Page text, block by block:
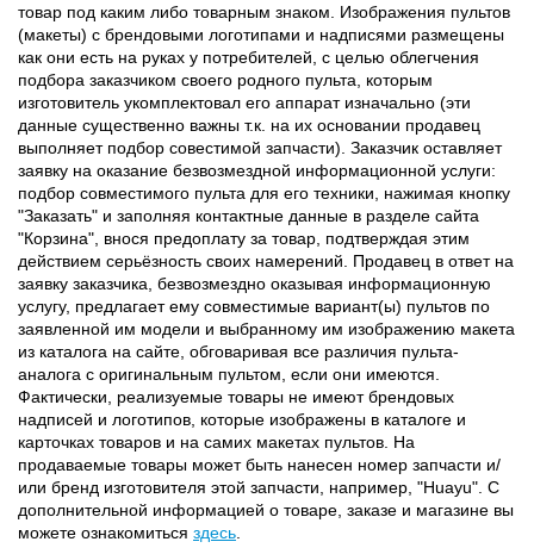
товар под каким либо товарным знаком. Изображения пультов
(макеты) с брендовыми логотипами и надписями размещены
как они есть на руках у потребителей, с целью облегчения
подбора заказчиком своего родного пульта, которым
изготовитель укомплектовал его аппарат изначально (эти
данные существенно важны т.к. на их основании продавец
выполняет подбор совестимой запчасти). Заказчик оставляет
заявку на оказание безвозмездной информационной услуги:
подбор совместимого пульта для его техники, нажимая кнопку
"Заказать" и заполняя контактные данные в разделе сайта
"Корзина", внося предоплату за товар, подтверждая этим
действием серьёзность своих намерений. Продавец в ответ на
заявку заказчика, безвозмездно оказывая информационную
услугу, предлагает ему совместимые вариант(ы) пультов по
заявленной им модели и выбранному им изображению макета
из каталога на сайте, обговаривая все различия пульта-
аналога с оригинальным пультом, если они имеются.
Фактически, реализуемые товары не имеют брендовых
надписей и логотипов, которые изображены в каталоге и
карточках товаров и на самих макетах пультов. На
продаваемые товары может быть нанесен номер запчасти и/
или бренд изготовителя этой запчасти, например, "Huayu". С
дополнительной информацией о товаре, заказе и магазине вы
можете ознакомиться здесь